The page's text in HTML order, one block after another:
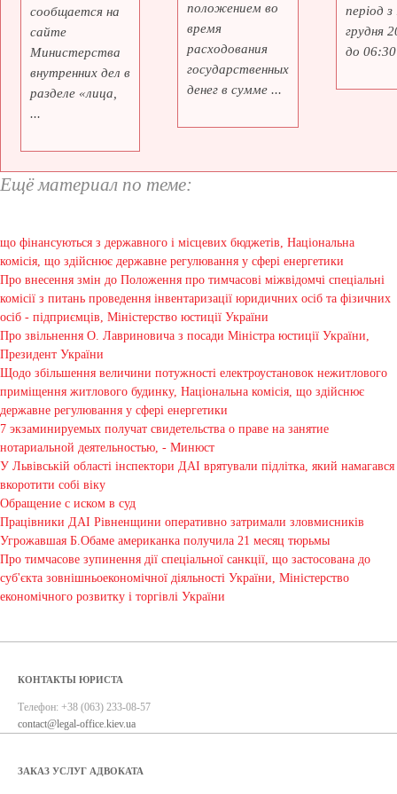
сообщается на
сайте
Министерства
внутренних дел в
разделе «лица,
...
положением во
время
расходования
государственных
денег в сумме ...
період
грудня
до
Ещё материал по теме:
що фінансуються з державного і місцевих бюджетів, Національна
комісія, що здійснює державне регулювання у сфері енергетики
Про внесення змін до Положення про тимчасові міжвідомчі спеціальні
комісії з питань проведення інвентаризації юридичних осіб та фізичних
осіб - підприємців, Міністерство юстиції України
Про звільнення О. Лавриновича з посади Міністра юстиції України,
Президент України
Щодо збільшення величини потужності електроустановок нежитлового
приміщення житлового будинку, Національна комісія, що здійснює
державне регулювання у сфері енергетики
7 экзаминируемых получат свидетельства о праве на занятие
нотариальной деятельностью, - Минюст
У Львівській області інспектори ДАІ врятували підлітка, який намагався
вкоротити собі віку
Обращение с иском в суд
Працівники ДАІ Рівненщини оперативно затримали зловмисників
Угрожавшая Б.Обаме американка получила 21 месяц тюрьмы
Про тимчасове зупинення дії спеціальної санкції, що застосована до
суб'єкта зовнішньоекономічної діяльності України, Міністерство
економічного розвитку і торгівлі України
КОНТАКТЫ ЮРИСТА
Телефон: +38 (063) 233-08-57
contact@legal-office.kiev.ua
ЗАКАЗ УСЛУГ АДВОКАТА